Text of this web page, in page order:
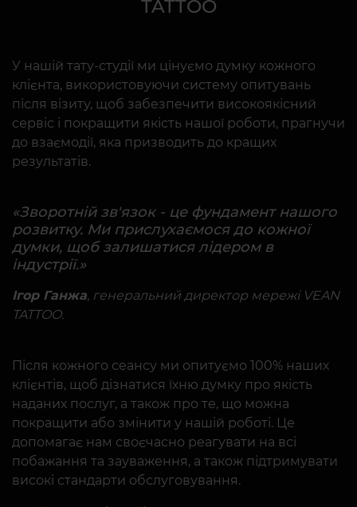
TATTOO
У нашій тату-студії ми цінуємо думку кожного
клієнта, використовуючи систему опитувань
після візиту, щоб забезпечити високоякісний
сервіс і покращити якість нашої роботи, прагнучи
до взаємодії, яка призводить до кращих
результатів.
«Зворотній зв'язок - це фундамент нашого
розвитку. Ми прислухаємося до кожної
думки, щоб залишатися лідером в
індустрії.»
Ігор Ганжа, генеральний директор мережі VEAN
TATTOO.
Після кожного сеансу ми опитуємо 100% наших
клієнтів, щоб дізнатися їхню думку про якість
наданих послуг, а також про те, що можна
покращити або змінити у нашій роботі. Це
допомагає нам своєчасно реагувати на всі
побажання та зауваження, а також підтримувати
високі стандарти обслуговування.